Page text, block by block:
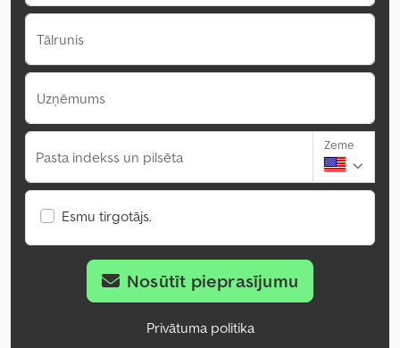
Tālrunis
Uzņēmums
Pasta indekss un pilsēta
Zeme
Esmu tirgotājs.
Nosūtīt pieprasījumu
Privātuma politika